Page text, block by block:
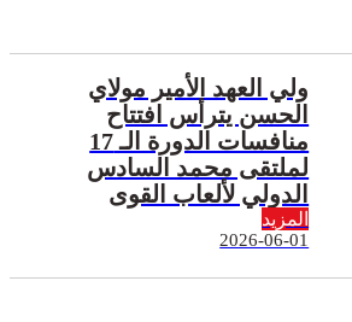
ولي العهد الأمير مولاي
الحسن يترأس افتتاح
منافسات الدورة الـ 17
لملتقى محمد السادس
الدولي لألعاب القوى
المزيد
2026-06-01